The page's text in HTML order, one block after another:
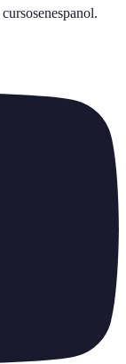
cursosenespanol.